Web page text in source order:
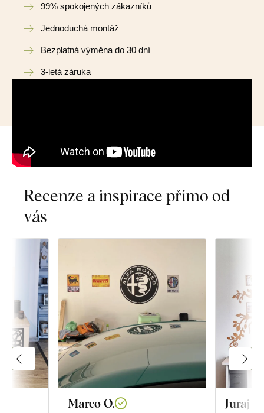
99% spokojených zákazníků
Jednoduchá montáž
Bezplatná výměna do 30 dní
3-letá záruka
Recenze a inspirace přímo od
vás
Marco O. Juraj